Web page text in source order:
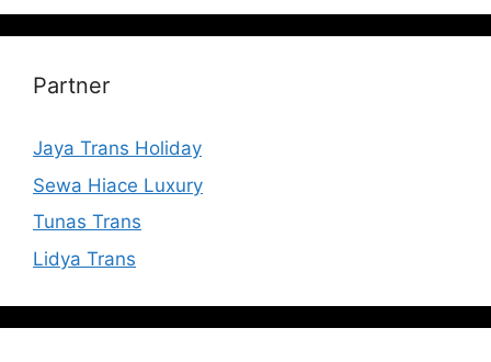
Partner
Jaya Trans Holiday
Sewa Hiace Luxury
Tunas Trans
Lidya Trans